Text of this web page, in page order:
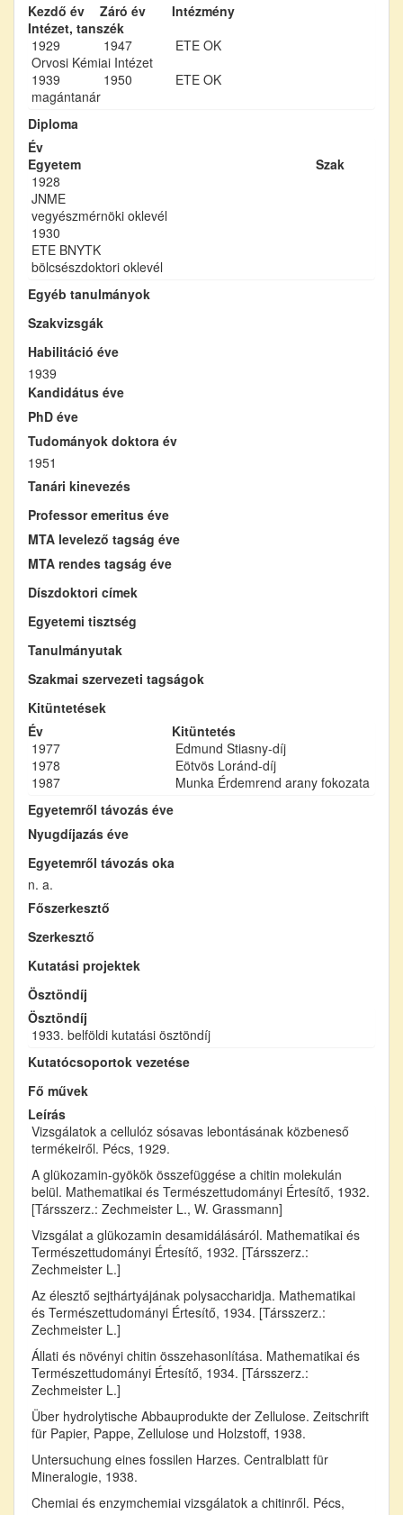
Kezdő év
Záró év
Intézmény
Intézet, tanszék
1929
1947
ETE OK
Orvosi Kémiai Intézet
1939
1950
ETE OK
magántanár
Diploma
Év
Egyetem
Szak
1928
JNME
vegyészmérnöki oklevél
1930
ETE BNYTK
bölcsészdoktori oklevél
Egyéb tanulmányok
Szakvizsgák
Habilitáció éve
1939
Kandidátus éve
PhD éve
Tudományok doktora év
1951
Tanári kinevezés
Professor emeritus éve
MTA levelező tagság éve
MTA rendes tagság éve
Díszdoktori címek
Egyetemi tisztség
Tanulmányutak
Szakmai szervezeti tagságok
Kitüntetések
Év
Kitüntetés
1977
Edmund Stiasny-díj
1978
Eötvös Loránd-díj
1987
Munka Érdemrend arany fokozata
Egyetemről távozás éve
Nyugdíjazás éve
Egyetemről távozás oka
n. a.
Főszerkesztő
Szerkesztő
Kutatási projektek
Ösztöndíj
Ösztöndíj
1933. belföldi kutatási ösztöndíj
Kutatócsoportok vezetése
Fő művek
Leírás
Vizsgálatok a cellulóz sósavas lebontásának közbeneső
termékeiről. Pécs, 1929.
A glükozamin-gyökök összefüggése a chitin molekulán
belül. Mathematikai és Természettudományi Értesítő, 1932.
[Társszerz.: Zechmeister L., W. Grassmann]
Vizsgálat a glükozamin desamidálásáról. Mathematikai és
Természettudományi Értesítő, 1932. [Társszerz.:
Zechmeister L.]
Az élesztő sejthártyájának polysaccharidja. Mathematikai
és Természettudományi Értesítő, 1934. [Társszerz.:
Zechmeister L.]
Állati és növényi chitin összehasonlítása. Mathematikai és
Természettudományi Értesítő, 1934. [Társszerz.:
Zechmeister L.]
Über hydrolytische Abbauprodukte der Zellulose. Zeitschrift
für Papier, Pappe, Zellulose und Holzstoff, 1938.
Untersuchung eines fossilen Harzes. Centralblatt für
Mineralogie, 1938.
Chemiai és enzymchemiai vizsgálatok a chitinről. Pécs,